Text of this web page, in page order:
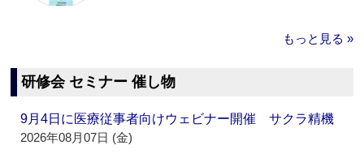
もっと見る »
研修会 セミナー 催し物
9月4日に医療従事者向けウェビナー開催 サクラ精機
2026年08月07日 (金)